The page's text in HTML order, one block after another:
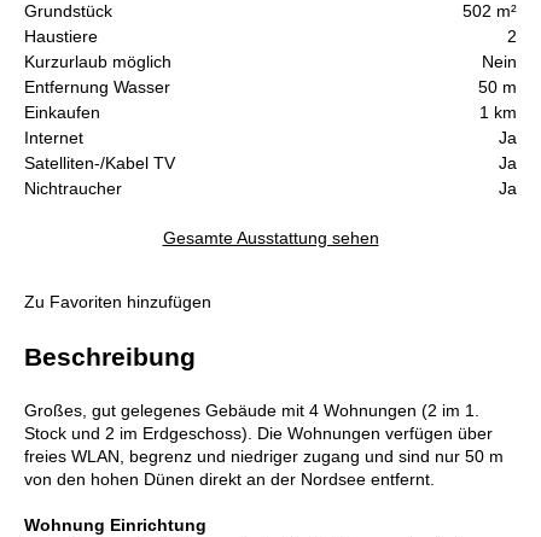
Grundstück
502 m²
Haustiere
2
Kurzurlaub möglich
Nein
Entfernung Wasser
50 m
Einkaufen
1 km
Internet
Ja
Satelliten-/Kabel TV
Ja
Nichtraucher
Ja
Gesamte Ausstattung sehen
Zu Favoriten hinzufügen
Beschreibung
Großes, gut gelegenes Gebäude mit 4 Wohnungen (2 im 1.
Stock und 2 im Erdgeschoss). Die Wohnungen verfügen über
freies WLAN, begrenz und niedriger zugang und sind nur 50 m
von den hohen Dünen direkt an der Nordsee entfernt.
Wohnung Einrichtung